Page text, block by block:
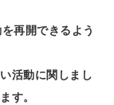
再開できるよう
活動に関しまし
す。